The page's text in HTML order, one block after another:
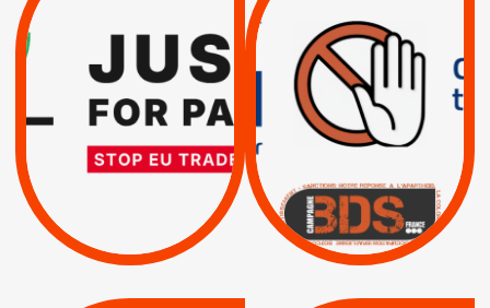
SUSPENSION
TOTALE DE
L’ACCORD
D’ASSOCIATION UE-
ISRAËL
| Actus Pétitions
RESPECT DU DROIT
INTERNATIONAL ?
TRUMP, MACRON :
MÊME COMBAT
| Actus |
| Boycott militaire |
Lettres d'interpellation